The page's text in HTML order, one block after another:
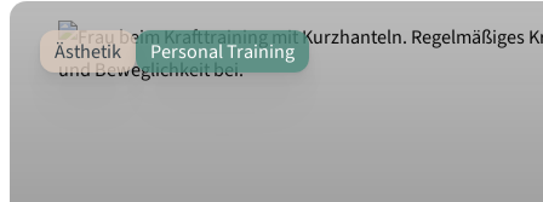
Ästhetik Personal Training